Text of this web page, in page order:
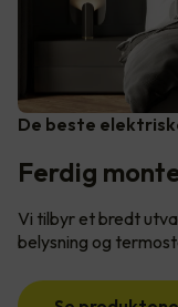
De beste
Ferdig
Vi tilbyr et bredt
belysning og